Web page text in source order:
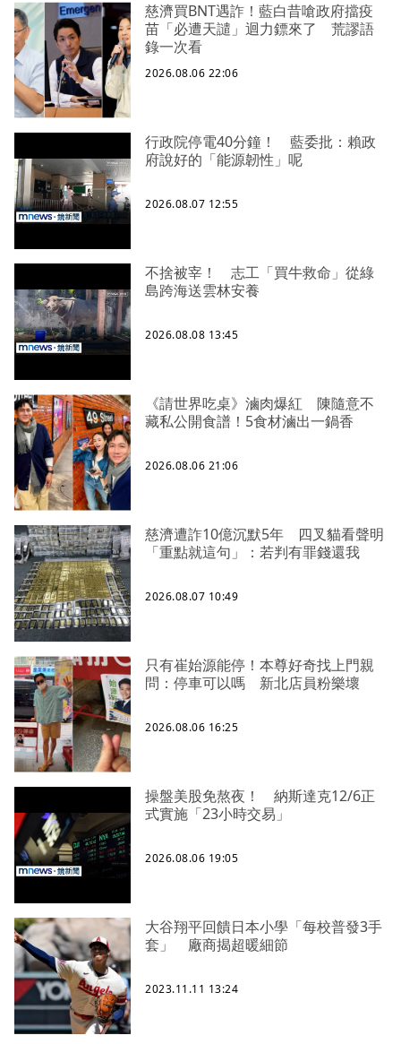
慈濟買BNT遇詐！藍白昔嗆政府擋疫
苗「必遭天譴」迴力鏢來了 荒謬語
錄一次看
2026.08.06 22:06
行政院停電40分鐘！ 藍委批：賴政
府說好的「能源韌性」呢
2026.08.07 12:55
不捨被宰！ 志工「買牛救命」從綠
島跨海送雲林安養
2026.08.08 13:45
《請世界吃桌》滷肉爆紅 陳隨意不
藏私公開食譜！5食材滷出一鍋香
2026.08.06 21:06
慈濟遭詐10億沉默5年 四叉貓看聲明
「重點就這句」：若判有罪錢還我
2026.08.07 10:49
只有崔始源能停！本尊好奇找上門親
問：停車可以嗎 新北店員粉樂壞
2026.08.06 16:25
操盤美股免熬夜！ 納斯達克12/6正
式實施「23小時交易」
2026.08.06 19:05
大谷翔平回饋日本小學「每校普發3手
套」 廠商揭超暖細節
2023.11.11 13:24